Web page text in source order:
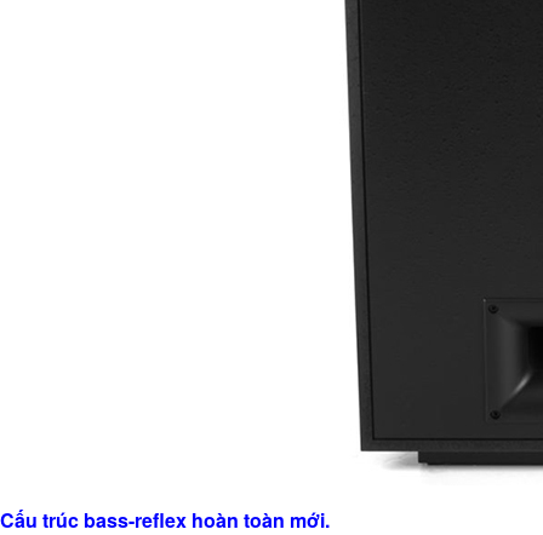
Cấu trúc bass-reflex hoàn toàn mới.